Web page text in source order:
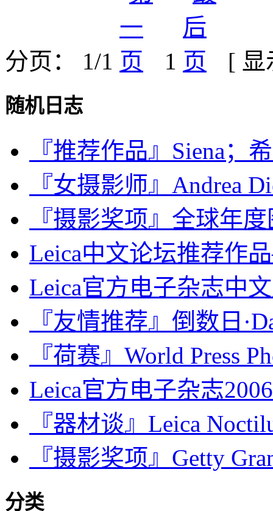
分页： 1/1 1 [
随机日志
『推荐作品』Siena；
『女摄影师』Andrea
『摄影奖项』全球年
Leica中文论坛推荐作
Leica官方电子杂志中
『友情推荐』倒数日
『荷赛』World Press
Leica官方电子杂志
『器材谈』Leica
『摄影奖项』Getty
分类